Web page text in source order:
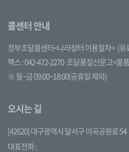
콜센터 안내
정부조달콜센터<나라장터 이용절차> (유
팩스 : 042-472-2270 조달품질신문고<물
※ 월~금 09:00~18:00(공휴일 제외)
오시는 길
[42620] 대구광역시 달서구 이곡공원로 54
대표전화 :